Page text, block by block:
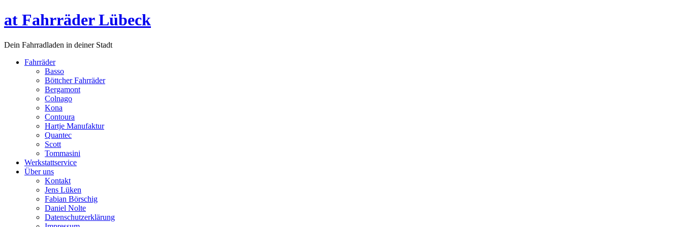
at Fahrräder Lübeck
Dein Fahrradladen in deiner Stadt
Fahrräder
Basso
Böttcher Fahrräder
Bergamont
Colnago
Kona
Contoura
Hartje Manufaktur
Quantec
Scott
Tommasini
Werkstattservice
Über uns
Kontakt
Jens Lüken
Fabian Börschig
Daniel Nolte
Datenschutzerklärung